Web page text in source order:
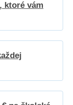
ktoré vám